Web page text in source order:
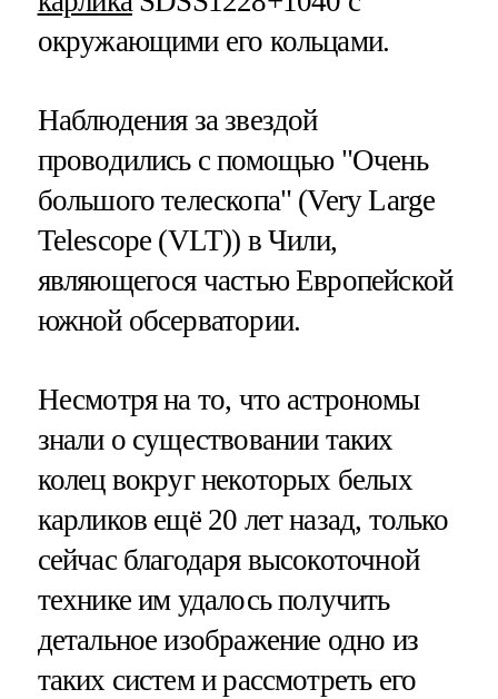
окружающими его кольцами.
Наблюдения за звездой
проводились с помощью "Очень
большого телескопа" (Very Large
Telescope (VLT)) в Чили,
являющегося частью Европейской
южной обсерватории.
Несмотря на то, что астрономы
знали о существовании таких
колец вокруг некоторых белых
карликов ещё 20 лет назад, только
сейчас благодаря высокоточной
технике им удалось получить
детальное изображение одно из
таких систем и рассмотреть его